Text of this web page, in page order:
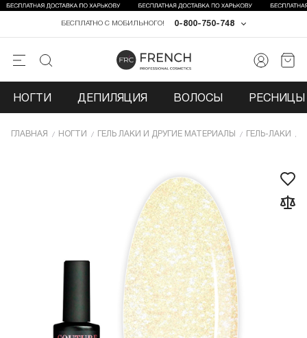
0-800-750-748
БЕСПЛАТНО С МОБИЛЬНОГО!
НОГТИ ДЕПИЛЯЦИЯ ВОЛОСЫ РЕСНИЦЫ
ГЛАВНАЯ НОГТИ ГЕЛЬ ЛАКИ И ДРУГИЕ МАТЕРИАЛЫ ГЕЛЬ-ЛАКИ